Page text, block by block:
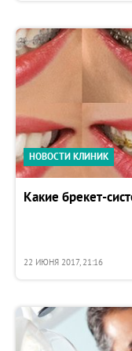
НОВОСТИ КЛИНИК
Какие брекет-
22 ИЮНЯ 2017, 21:16